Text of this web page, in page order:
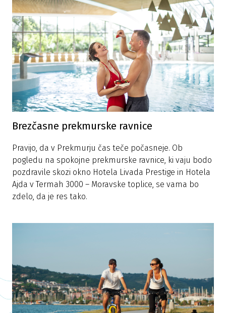
Brezčasne prekmurske ravnice
Pravijo, da v Prekmurju čas teče počasneje. Ob
pogledu na spokojne prekmurske ravnice, ki vaju bodo
pozdravile skozi okno Hotela Livada Prestige in Hotela
Ajda v Termah 3000 – Moravske toplice, se vama bo
zdelo, da je res tako.